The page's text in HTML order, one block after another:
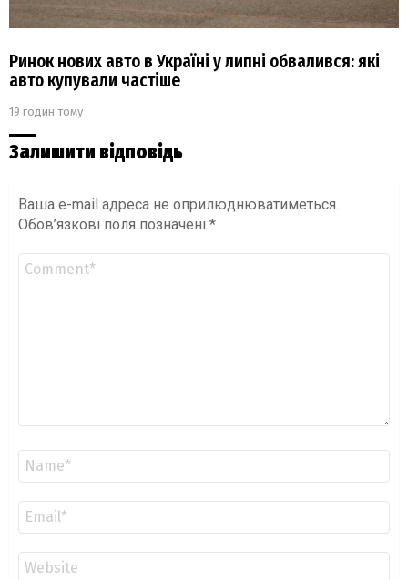
Ринок нових авто в Україні у липні обвалився: які
авто купували частіше
19 годин тому
Залишити відповідь
Ваша e-mail адреса не оприлюднюватиметься.
Обов’язкові поля позначені *